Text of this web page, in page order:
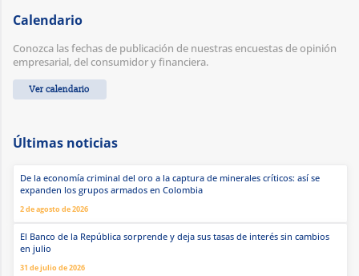
Calendario
Conozca las fechas de publicación de nuestras encuestas de opinión
empresarial, del consumidor y financiera.
Ver calendario
Últimas noticias
De la economía criminal del oro a la captura de minerales críticos: así se
expanden los grupos armados en Colombia
2 de agosto de 2026
El Banco de la República sorprende y deja sus tasas de interés sin cambios
en julio
31 de julio de 2026